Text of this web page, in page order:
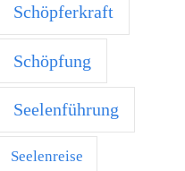
Schöpferkraft
Schöpfung
Seelenführung
Seelenreise